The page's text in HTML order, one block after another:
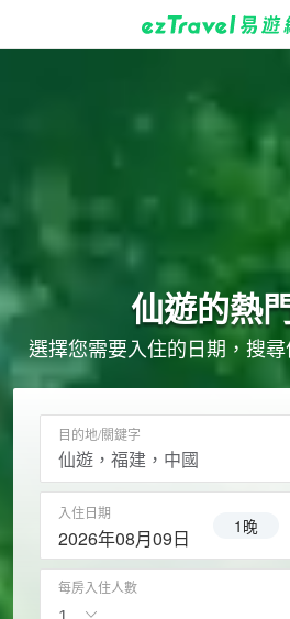
仙遊的熱
選擇您需要入住的日期，搜
目的地/關鍵字
入住日期
2026年08月09日 1晚
每房入住人數